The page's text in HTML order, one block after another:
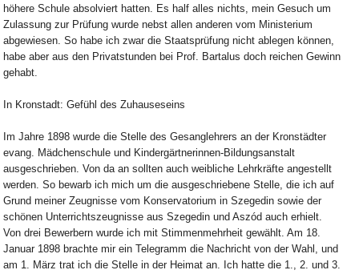
höhere Schule absolviert hatten. Es half alles nichts, mein Gesuch um
Zulassung zur Prüfung wurde nebst allen anderen vom Ministerium
abgewiesen. So habe ich zwar die Staatsprüfung nicht ablegen können,
habe aber aus den Privatstunden bei Prof. Bartalus doch reichen Gewinn
gehabt.
In Kronstadt: Gefühl des Zuhauseseins
Im Jahre 1898 wurde die Stelle des Gesanglehrers an der Kronstädter
evang. Mädchenschule und Kindergärtnerinnen-Bildungsanstalt
ausgeschrieben. Von da an sollten auch weibliche Lehrkräfte angestellt
werden. So bewarb ich mich um die ausgeschriebene Stelle, die ich auf
Grund meiner Zeugnisse vom Konservatorium in Szegedin sowie der
schönen Unterrichtszeugnisse aus Szegedin und Aszód auch erhielt.
Von drei Bewerbern wurde ich mit Stimmenmehrheit gewählt. Am 18.
Januar 1898 brachte mir ein Telegramm die Nachricht von der Wahl, und
am 1. März trat ich die Stelle in der Heimat an. Ich hatte die 1., 2. und 3.